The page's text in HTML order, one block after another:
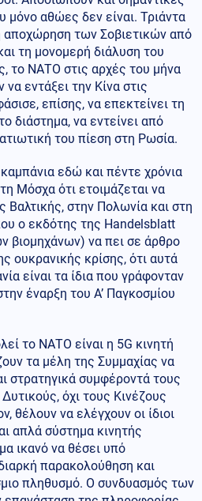
αθώες δεν είναι. Τριάντα
αποχώρηση των Σοβιετικών από
τη μονομερή διάλυση του
το ΝΑΤΟ στις αρχές του μήνα
εντάξει την Κίνα στις
επίσης, να επεκτείνει τη
διάστημα, να εντείνει από
του πίεση στη Ρωσία.
εδώ και πέντε χρόνια
Μόσχα ότι ετοιμάζεται να
Βαλτικής, στην Πολωνία και στη
ο εκδότης της Handelsblatt
βιομηχάνων) να πει σε άρθρο
ουκρανικής κρίσης, ότι αυτά
είναι τα ίδια που γράφονταν
έναρξη του Α’ Παγκοσμίου
το ΝΑΤΟ είναι η 5G κινητή
τα μέλη της Συμμαχίας να
στρατηγικά συμφέροντά τους
όχι τους Κινέζους
θέλουν να ελέγχουν οι ίδιοι
απλά σύστημα κινητής
ικανό να θέσει υπό
παρακολούθηση και
πληθυσμό. Ο συνδυασμός των